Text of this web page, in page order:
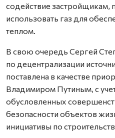
содействие
использовать газ для
теплом.
В свою очередь Сергей
по децентрализации
поставлена в качестве
Владимиром Путиным, с
обусловленных
безопасности объектов
инициативы по